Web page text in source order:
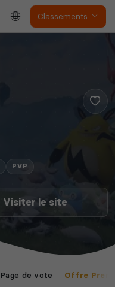
Classements
PVP
Visiter le site
Page de vote Offre